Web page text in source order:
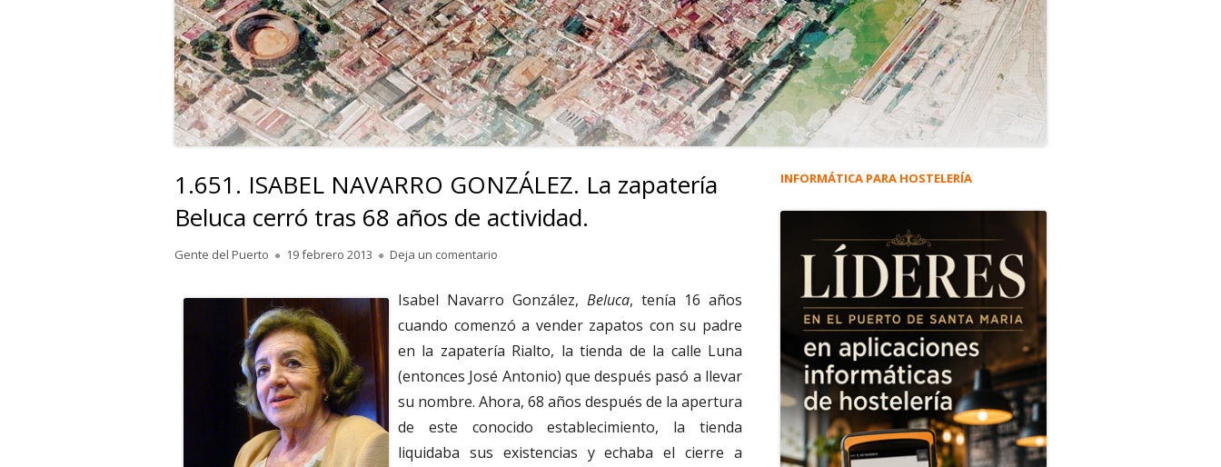
1.651. ISABEL NAVARRO GONZÁLEZ. La zapatería
Beluca cerró tras 68 años de actividad.
Autor
Gente del Puerto
Publicado
19 febrero 2013 Deja un comentario para 1.651. ISABEL NAVARRO GONZÁLEZ. La zapatería Beluca cerró tras 68 años de actividad.
Isabel Navarro González, Beluca, tenía 16 años
cuando comenzó a vender zapatos con su padre
en la zapatería Rialto, la tienda de la calle Luna
(entonces José Antonio) que después pasó a llevar
su nombre. Ahora, 68 años después de la apertura
de este conocido establecimiento, la tienda
liquidaba sus existencias y echaba el cierre a
Barra
principal
INFORMÁTICA PARA HOSTELERÍA